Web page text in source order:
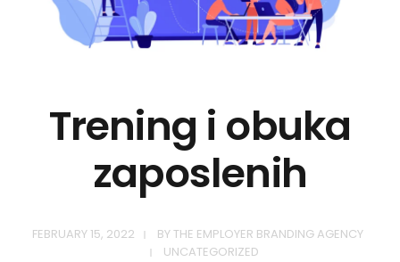
Trening i obuka
zaposlenih
FEBRUARY 15, 2022 BYTHE EMPLOYER BRANDING AGENCY
UNCATEGORIZED